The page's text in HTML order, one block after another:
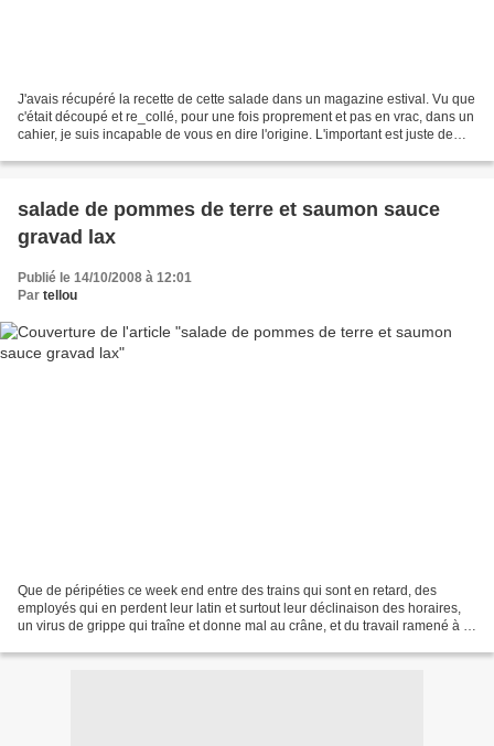
J'avais récupéré la recette de cette salade dans un magazine estival. Vu que
c'était découpé et re_collé, pour une fois proprement et pas en vrac, dans un
cahier, je suis incapable de vous en dire l'origine. L'important est juste de
salade de pommes de terre et saumon sauce
gravad lax
Publié le 14/10/2008 à 12:01
Par tellou
Que de péripéties ce week end entre des trains qui sont en retard, des
employés qui en perdent leur latin et surtout leur déclinaison des horaires,
un virus de grippe qui traîne et donne mal au crâne, et du travail ramené à la